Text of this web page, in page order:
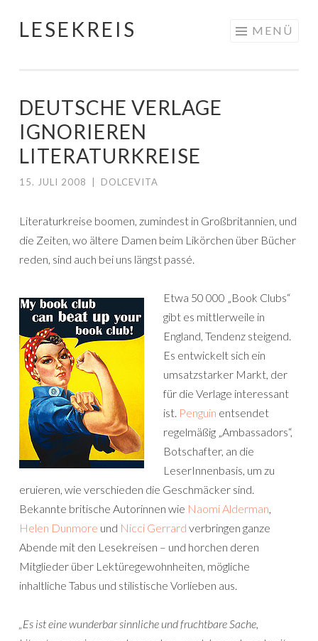
Springe
LESEKREIS MENÜ
DEUTSCHE VERLAGE
IGNORIEREN
LITERATURKREISE
15. JULI 2008 DOLCEVITA
Literaturkreise boomen, zumindest in Großbritannien, und
die Zeiten, wo ältere Damen beim Likörchen über Bücher
reden, sind auch bei uns längst passé.
Etwa 50 000 „Book Clubs“
gibt es mittlerweile in
England, Tendenz steigend.
Es entwickelt sich ein
umsatzstarker Markt, der
für die Verlage interessant
ist. Penguin entsendet
regelmäßig „Ambassadors“,
Botschafter, an die
LeserInnenbasis, um zu
eruieren, wie verschieden die Geschmäcker sind.
Bekannte britische Autorinnen wie Naomi Alderman,
Helen Dunmore und Nicci Gerrard verbringen ganze
Abende mit den Lesekreisen – und horchen deren
Mitglieder über Lektüregewohnheiten, mögliche
inhaltliche Tabus und stilistische Vorlieben aus.
„Es ist eine wunderbar sinnliche und fruchtbare Sache,